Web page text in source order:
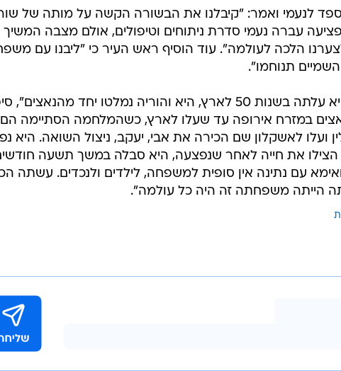
לנעמי ואמר: "קיבלנו את הבשורה הקשה על מותה של
עברה נעמי סדרת ניתוחים וטיפולים, אולם מצבה המשיך
הלכה לעולמה". עוד הוסיף ראש העיר כי "ליבנו עם
תנוחמו".
"אימא הייתה ממיסדי אשקלון, היא עלתה בשנות 50 לארץ, היא והוריה נמלטו יחד
במזרח אירופה עד שעלו לארץ, כשהמלחמה הסתיימה הם
ועלו לאשקלון שם הכירה את אבי, יעקב, ניצול השואה. היא
את חייה לאחר שנפצעה, היא סבלה במשך תשעה
עם נתינה אין סופית למשפחה, לילדים ולנכדים. עשתה
הייתה משפחתה זה היה כל עולמה".